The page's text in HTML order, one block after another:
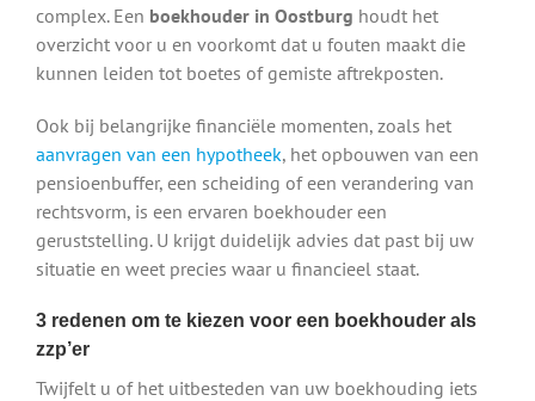
complex. Een boekhouder in Oostburg houdt het
overzicht voor u en voorkomt dat u fouten maakt die
kunnen leiden tot boetes of gemiste aftrekposten.
Ook bij belangrijke financiële momenten, zoals het
aanvragen van een hypotheek, het opbouwen van een
pensioenbuffer, een scheiding of een verandering van
rechtsvorm, is een ervaren boekhouder een
geruststelling. U krijgt duidelijk advies dat past bij uw
situatie en weet precies waar u financieel staat.
3 redenen om te kiezen voor een boekhouder als
zzp’er
Twijfelt u of het uitbesteden van uw boekhouding iets